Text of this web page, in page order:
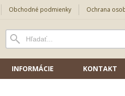
Obchodné podmienky Ochrana
INFORMÁCIE KONTAKT